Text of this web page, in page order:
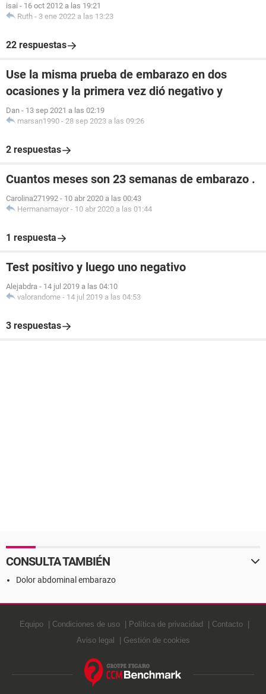
isai - 16 oct 2012 a las 19:21
Ruth - 3 ene 2022 a las 13:23
22 respuestas
Use la misma prueba de embarazo en dos
ocasiones y la primera vez dió negativo y
Dan - 13 sep 2021 a las 02:19
marsan1990 - 28 sep 2023 a las 09:26
2 respuestas
Cuantos meses son 23 semanas de embarazo .
Carolina271992 - 10 abr 2020 a las 00:43
Hermanamayor - 10 abr 2020 a las 01:44
1 respuesta
Test positivo y luego uno negativo
Alejabdra - 14 jul 2019 a las 04:10
valorandome - 14 jul 2019 a las 04:53
3 respuestas
CONSULTA TAMBIÉN
Dolor abdominal embarazo
Equipo Condiciones de uso Política de privacidad
Contacto
Aviso legal
Gestión de cookies